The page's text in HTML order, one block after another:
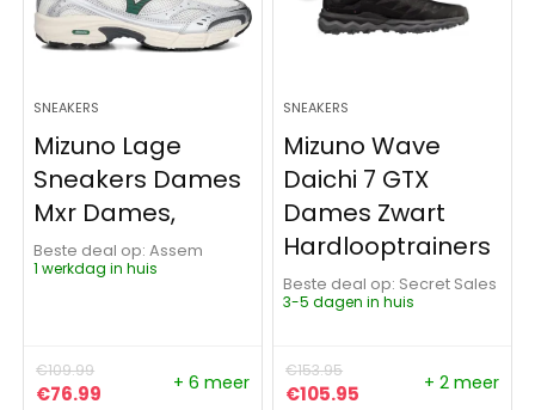
SNEAKERS
Mizuno Lage
Sneakers Dames
Mxr Dames,
Beste deal op:
Assem
1 werkdag in huis
€109.99
Oorspronkelijke prijs was: €109.99.
€76.99 Huidige prijs is: €76.99.
+ 6 meer
SNEAKERS
Mizuno Wave
Daichi 7 GTX
Dames Zwart
Hardlooptrainers
Beste deal op:
Secret Sales
3-5 dagen in huis
€153.95
Oorspronkelijke prijs was:
€105.95 Huidige prijs is:
+ 2 meer